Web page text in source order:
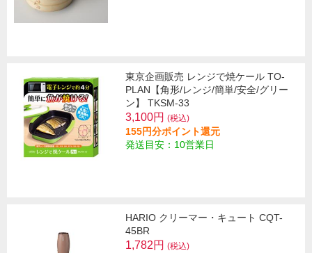
東京企画販売 レンジで焼ケール TO-
PLAN【角形/レンジ/簡単/安全/グリー
ン】 TKSM-33
3,100円 (税込)
155円分ポイント還元
発送目安：10営業日
HARIO クリーマー・キュート CQT-
45BR
1,782円 (税込)